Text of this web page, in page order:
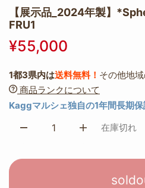
【展示品_2024年製】
FRU1
¥55,000
1都3県内は送料無料！ その他地
商品ランクについて
Kaggマルシェ独自の1年間長期
在庫切れ